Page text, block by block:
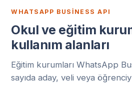
WHATSAPP BUSINESS API
Okul ve eğitim
kullanım alanları
Eğitim kurumları WhatsApp
sayıda aday, veli veya